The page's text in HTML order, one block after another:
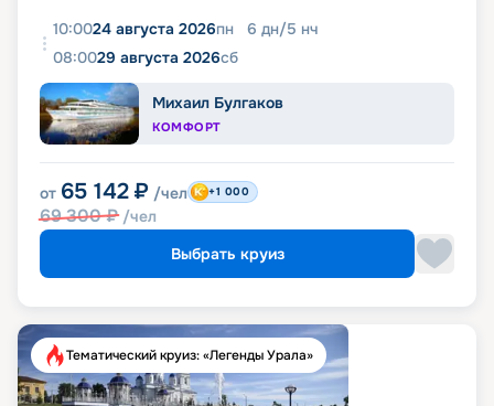
10:0024 августа 2026пн 6 дн/5 нч
08:0029 августа 2026сб
Михаил Булгаков
КОМФОРТ
от 65 142 ₽ /чел
69 300₽ /чел
+1 000
Выбрать круиз
Тематический круиз: «Легенды Урала»